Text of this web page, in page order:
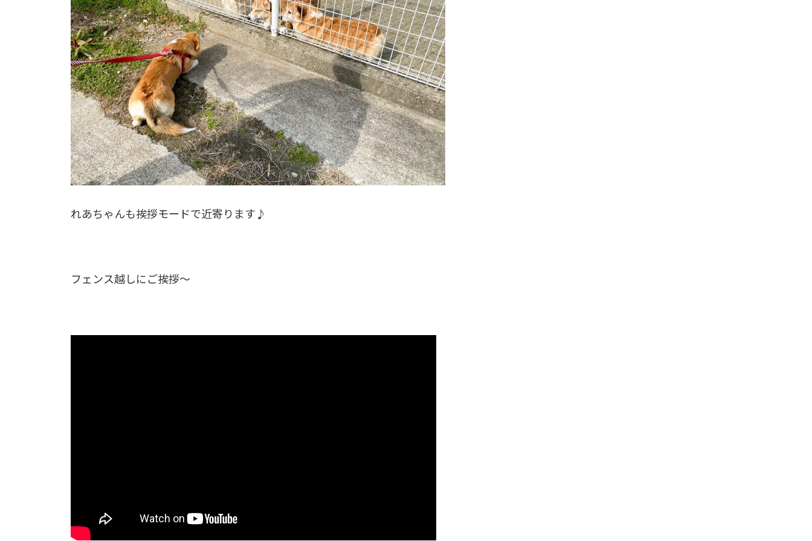
れあちゃんも挨拶モードで近寄ります♪
フェンス越しにご挨拶～